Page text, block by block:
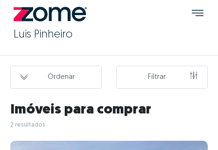
Luis Pinheiro
Ordenar Filtrar
Imóveis para comprar
2 resultados